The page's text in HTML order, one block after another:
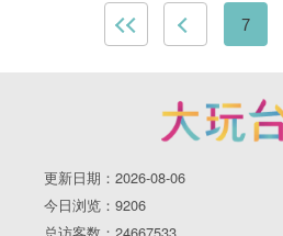
7
更新日期：2026-08-06
今日浏览：9206